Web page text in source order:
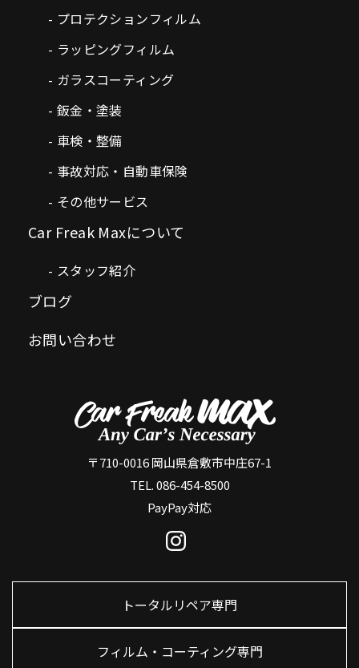
プロテクションフィルム
ラッピングフィルム
ガラスコーティング
鈑金・塗装
車検・整備
事故対応・自動車保険
その他サービス
Car Freak Maxについて
スタッフ紹介
ブログ
お問い合わせ
〒710-0016 岡山県倉敷市中庄67-1
TEL. 086-454-8500
PayPay対応
トータルリペア専門
フィルム・コーティング専門